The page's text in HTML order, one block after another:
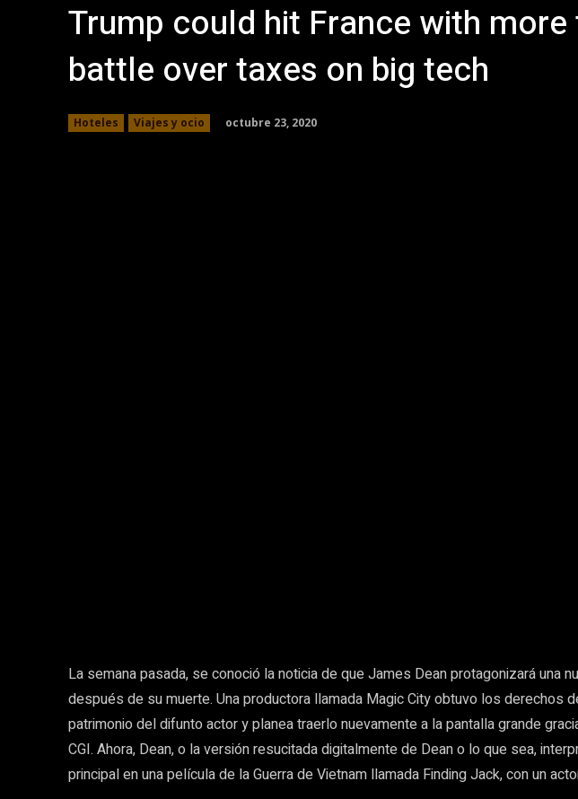
Trump could hit France with
battle over taxes on big tech
Hoteles Viajes y ocio octubre 23, 2020
La semana pasada, se conoció la noticia de que James Dean protagonizará una
después de su muerte. Una productora llamada Magic City obtuvo los derechos
patrimonio del difunto actor y planea traerlo nuevamente a la pantalla grande
CGI. Ahora, Dean, o la versión resucitada digitalmente de Dean o lo que sea,
principal en una película de la Guerra de Vietnam llamada Finding Jack, con un